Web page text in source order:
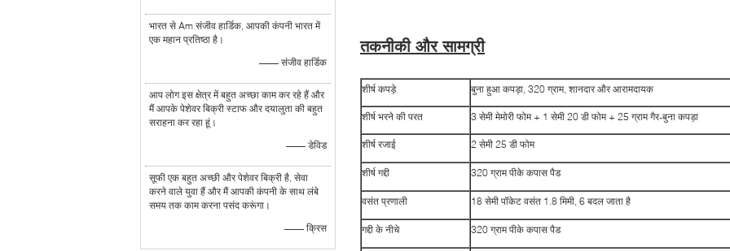
भारत से Am संजीव हार्डिक, आपकी कंपनी भारत में
एक महान प्रतिष्ठा है।
—— संजीव हार्डिक
आप लोग इस क्षेत्र में बहुत अच्छा काम कर रहे हैं और
मैं आपके पेशेवर बिक्री स्टाफ और दयालुता की बहुत
सराहना कर रहा हूं।
—— डेविड
सूफी एक बहुत अच्छी और पेशेवर बिक्री है, सेवा
करने वाले युवा हैं और मैं आपकी कंपनी के साथ लंबे
समय तक काम करना पसंद करूंगा।
—— क्रिस
तकनीकी और सामग्री
शीर्ष कपड़े बुना हुआ कपड़ा, 320 ग्राम, शानदार और आरामदायक
शीर्ष भरने की परत 3 सेमी मेमोरी फोम + 1 सेमी 20 डी फोम + 25 ग्राम गैर-बुना कपड़ा
शीर्ष रजाई 2 सेमी 25 डी फोम
शीर्ष गद्दी 320 ग्राम पीके कपास पैड
वसंत प्रणाली 18 सेमी पॉकेट वसंत 1.8 मिमी, 6 बदल जाता है
गद्दी के नीचे 320 ग्राम पीके कपास पैड